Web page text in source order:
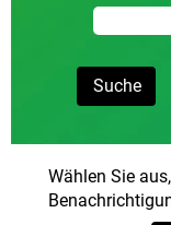
Wählen Sie